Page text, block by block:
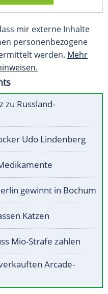
mir externe Inhalte
personenbezogene
werden. Mehr
zu Russland-
Udo Lindenberg
gewinnt in Bochum
Katzen
Mio-Strafe zahlen
Arcade-